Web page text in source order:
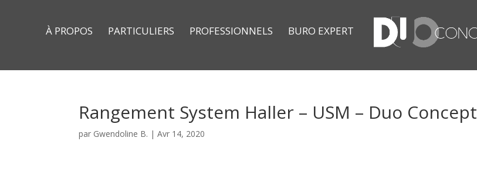
À PROPOS PARTICULIERS PROFESSIONNELS BURO EXPERT
Rangement System Haller – USM – Duo Concept
par Gwendoline B. |Avr 14, 2020